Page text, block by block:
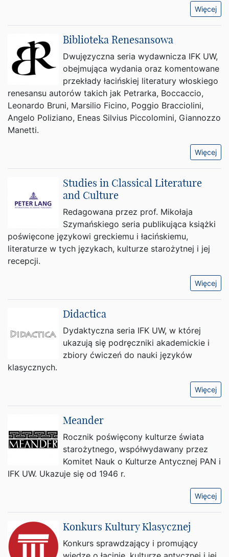
Więcej
Biblioteka Renesansowa
Dwujęzyczna seria wydawnicza IFK UW,
obejmująca wydania oraz komentowane
przekłady łacińskiej literatury włoskiego
renesansu autorów takich jak Petrarka, Boccaccio,
Leonardo Bruni, Marsilio Ficino, Poggio Bracciolini,
Angelo Poliziano, Eneas Silvius Piccolomini, Giannozzo
Manetti.
Więcej
Studies in Classical Literature
and Culture
Redagowana przez prof. Mikołaja
Szymańskiego seria publikująca książki
poświęcone językowi greckiemu i łacińskiemu,
literaturze w tych językach, kulturze starożytnej i jej
recepcji.
Więcej
Didactica
Dydaktyczna seria IFK UW, w której
ukazują się podręczniki akademickie i
zbiory ćwiczeń do nauki języków
klasycznych.
Więcej
Meander
Rocznik poświęcony kulturze świata
starożytnego, współwydawany przez
Komitet Nauk o Kulturze Antycznej PAN i
IFK UW. Ukazuje się od 1946 r.
Więcej
Konkurs Kultury Klasycznej
Konkurs sprawdzający i promujący